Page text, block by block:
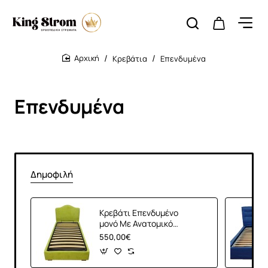
Κρεβάτια Επενδυμένα
Επενδυμένα
Δημοφιλή
Κρεβάτι Επενδυμένο
μονό Με Ανατομικό
Τελάρο Λαχανί
550,00€